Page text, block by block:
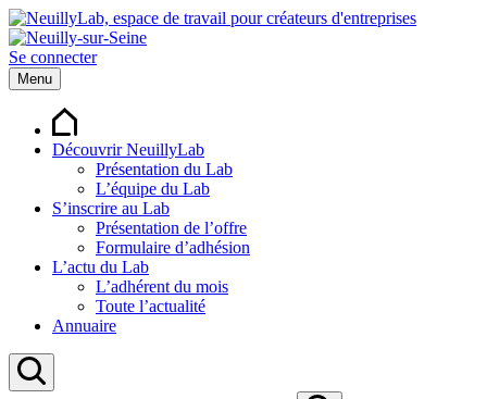
Se connecter
Menu
Découvrir NeuillyLab
Présentation du Lab
L’équipe du Lab
S’inscrire au Lab
Présentation de l’offre
Formulaire d’adhésion
L’actu du Lab
L’adhérent du mois
Toute l’actualité
Annuaire